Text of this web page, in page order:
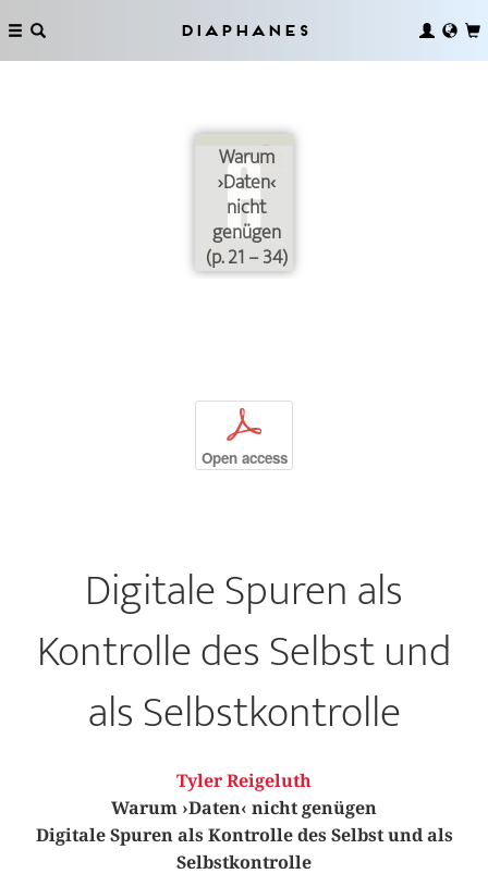
Diaphanes
Warum
›Daten‹
nicht
genügen
(p. 21 – 34)
p
Open access
Digitale Spuren als
Kontrolle des Selbst und
als Selbstkontrolle
Tyler Reigeluth
Warum ›Daten‹ nicht genügen
Digitale Spuren als Kontrolle des Selbst und als
Selbstkontrolle